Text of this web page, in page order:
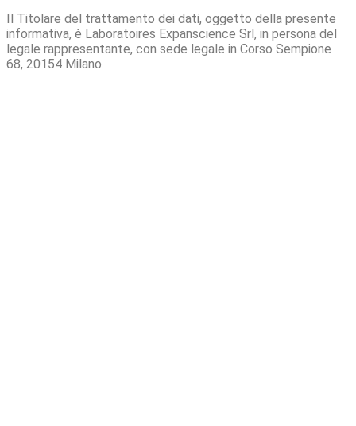
Il Titolare del trattamento dei dati, oggetto della presente
informativa, è Laboratoires Expanscience Srl, in persona del
legale rappresentante, con sede legale in Corso Sempione
68, 20154 Milano.